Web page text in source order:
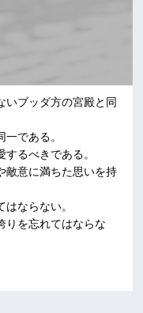
いブッダ方の宮殿と同
である。
るべきである。
敵意に満ちた思いを持
ならない。
りを忘れてはならな